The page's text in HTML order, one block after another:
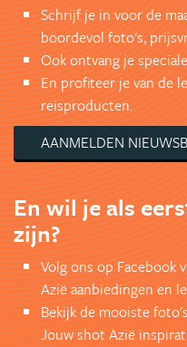
Schrijf je in voor de
boordevol foto's,
Ook ontvang je
En profiteer je van de
reisproducten.
AANMELDEN
En wil je als
zijn?
Volg ons op Facebook
Azië aanbiedingen en
Bekijk de mooiste
Jouw shot Azië